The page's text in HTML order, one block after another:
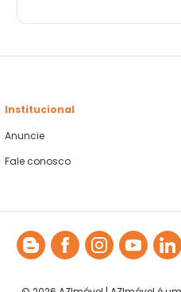
Institucional
Anuncie
Fale conosco